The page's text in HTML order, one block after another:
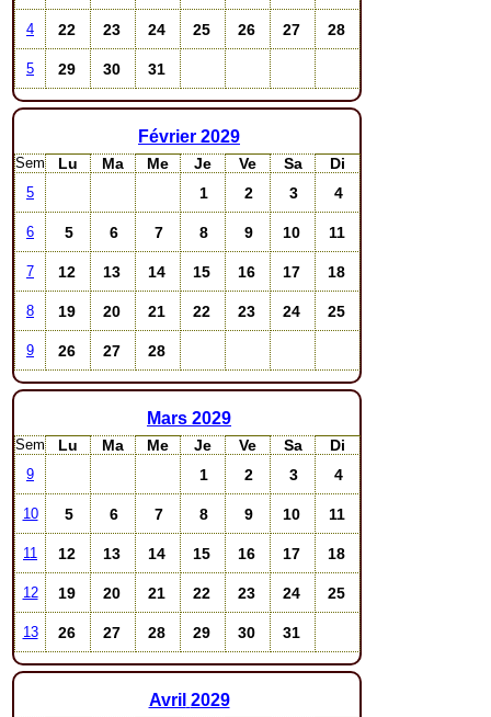
4 22 23 24 25 26 27 28
5 29 30 31
Février 2029
Sem Lu Ma Me Je Ve Sa Di
5 1 2 3 4
6 5 6 7 8 9 10 11
7 12 13 14 15 16 17 18
8 19 20 21 22 23 24 25
9 26 27 28
Mars 2029
Sem Lu Ma Me Je Ve Sa Di
9 1 2 3 4
10 5 6 7 8 9 10 11
11 12 13 14 15 16 17 18
12 19 20 21 22 23 24 25
13 26 27 28 29 30 31
Avril 2029